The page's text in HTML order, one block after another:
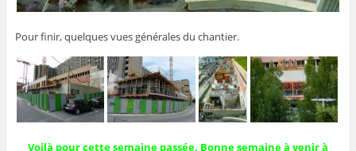
Pour finir, quelques vues générales du chantier.
Voilà pour cette semaine passée. Bonne semaine à venir à